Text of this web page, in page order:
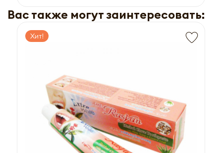
Вас также могут заинтересовать:
Хит!